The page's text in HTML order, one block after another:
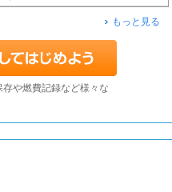
もっと見る
や燃費記録など様々な